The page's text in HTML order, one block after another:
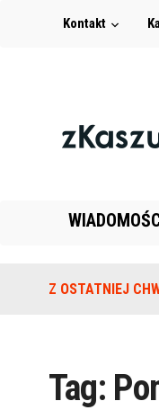
Kontakt
Z OSTATNIEJ
Na
Tag: